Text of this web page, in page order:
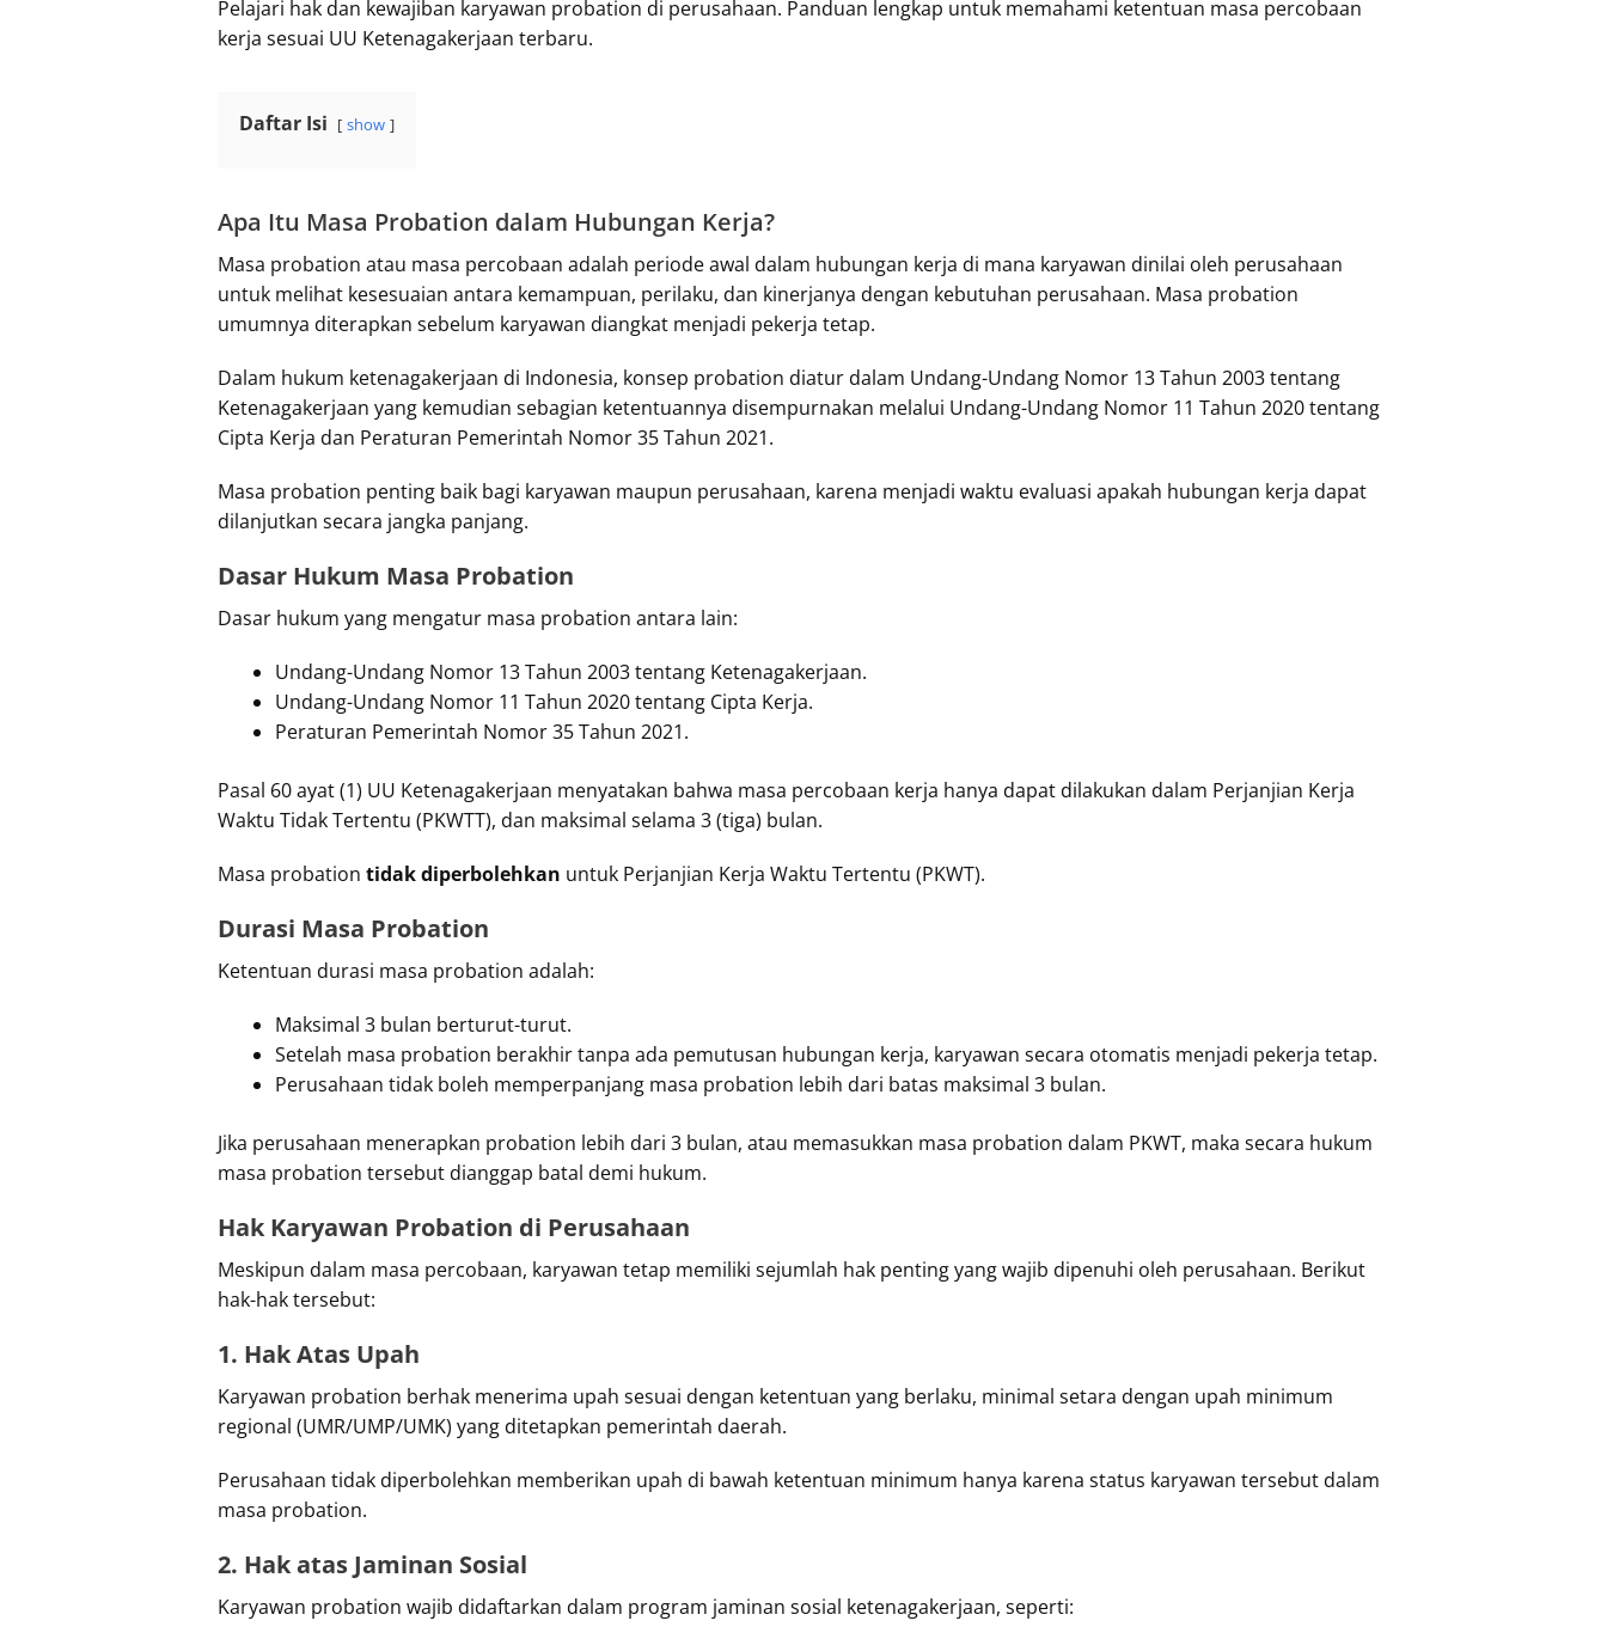
Pelajari hak dan kewajiban karyawan probation di perusahaan. Panduan lengkap untuk memahami ketentuan masa percobaan
kerja sesuai UU Ketenagakerjaan terbaru.
Daftar Isi show
Apa Itu Masa Probation dalam Hubungan Kerja?
Masa probation atau masa percobaan adalah periode awal dalam hubungan kerja di mana karyawan dinilai oleh perusahaan
untuk melihat kesesuaian antara kemampuan, perilaku, dan kinerjanya dengan kebutuhan perusahaan. Masa probation
umumnya diterapkan sebelum karyawan diangkat menjadi pekerja tetap.
Dalam hukum ketenagakerjaan di Indonesia, konsep probation diatur dalam Undang-Undang Nomor 13 Tahun 2003 tentang
Ketenagakerjaan yang kemudian sebagian ketentuannya disempurnakan melalui Undang-Undang Nomor 11 Tahun 2020 tentang
Cipta Kerja dan Peraturan Pemerintah Nomor 35 Tahun 2021.
Masa probation penting baik bagi karyawan maupun perusahaan, karena menjadi waktu evaluasi apakah hubungan kerja dapat
dilanjutkan secara jangka panjang.
Dasar Hukum Masa Probation
Dasar hukum yang mengatur masa probation antara lain:
Undang-Undang Nomor 13 Tahun 2003 tentang Ketenagakerjaan.
Undang-Undang Nomor 11 Tahun 2020 tentang Cipta Kerja.
Peraturan Pemerintah Nomor 35 Tahun 2021.
Pasal 60 ayat (1) UU Ketenagakerjaan menyatakan bahwa masa percobaan kerja hanya dapat dilakukan dalam Perjanjian Kerja
Waktu Tidak Tertentu (PKWTT), dan maksimal selama 3 (tiga) bulan.
Masa probation tidak diperbolehkan untuk Perjanjian Kerja Waktu Tertentu (PKWT).
Durasi Masa Probation
Ketentuan durasi masa probation adalah:
Maksimal 3 bulan berturut-turut.
Setelah masa probation berakhir tanpa ada pemutusan hubungan kerja, karyawan secara otomatis menjadi pekerja tetap.
Perusahaan tidak boleh memperpanjang masa probation lebih dari batas maksimal 3 bulan.
Jika perusahaan menerapkan probation lebih dari 3 bulan, atau memasukkan masa probation dalam PKWT, maka secara hukum
masa probation tersebut dianggap batal demi hukum.
Hak Karyawan Probation di Perusahaan
Meskipun dalam masa percobaan, karyawan tetap memiliki sejumlah hak penting yang wajib dipenuhi oleh perusahaan. Berikut
hak-hak tersebut:
1. Hak Atas Upah
Karyawan probation berhak menerima upah sesuai dengan ketentuan yang berlaku, minimal setara dengan upah minimum
regional (UMR/UMP/UMK) yang ditetapkan pemerintah daerah.
Perusahaan tidak diperbolehkan memberikan upah di bawah ketentuan minimum hanya karena status karyawan tersebut dalam
masa probation.
2. Hak atas Jaminan Sosial
Karyawan probation wajib didaftarkan dalam program jaminan sosial ketenagakerjaan, seperti: